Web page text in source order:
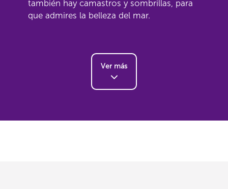
también hay camastros y sombrillas, para
que admires la belleza del mar.
Ver más